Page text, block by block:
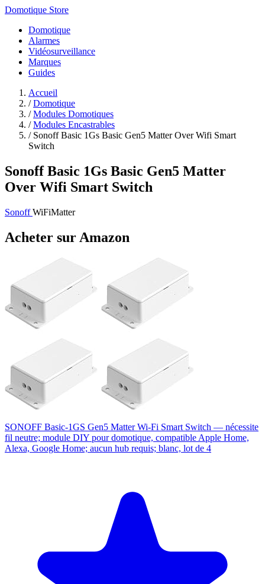
Domotique Store
Domotique
Alarmes
Vidéosurveillance
Marques
Guides
Accueil
/ Domotique
/ Modules Domotiques
/ Modules Encastrables
/ Sonoff Basic 1Gs Basic Gen5 Matter Over Wifi Smart
Switch
Sonoff Basic 1Gs Basic Gen5 Matter
Over Wifi Smart Switch
SonoffWiFiMatter
Acheter sur Amazon
SONOFF Basic-1GS Gen5 Matter Wi-Fi Smart Switch — nécessite
fil neutre; module DIY pour domotique, compatible Apple Home,
Alexa, Google Home; aucun hub requis; blanc, lot de 4